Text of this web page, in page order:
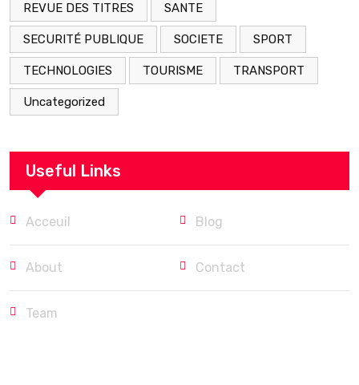
REVUE DES TITRES SANTE
SECURITÉ PUBLIQUE SOCIETE SPORT
TECHNOLOGIES TOURISME TRANSPORT
Uncategorized
Useful Links
Acceuil Blog
About Contact
Team